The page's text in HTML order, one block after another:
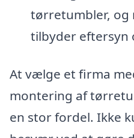
tørretumbler, og
tilbyder eftersyn
At vælge et firma
montering af
en stor fordel. Ikke